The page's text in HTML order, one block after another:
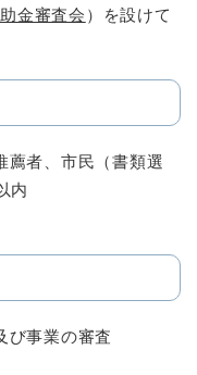
金審査会 ）を設けて
薦者、市民（書類選
内
び事業の審査